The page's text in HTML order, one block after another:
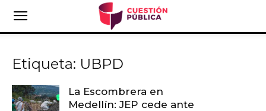
Etiqueta: UBPD
La Escombrera en
Medellín: JEP cede ante